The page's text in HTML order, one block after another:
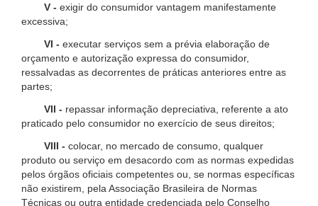
V - exigir do consumidor vantagem manifestamente
excessiva;
VI - executar serviços sem a prévia elaboração de
orçamento e autorização expressa do consumidor,
ressalvadas as decorrentes de práticas anteriores entre as
partes;
VII - repassar informação depreciativa, referente a ato
praticado pelo consumidor no exercício de seus direitos;
VIII - colocar, no mercado de consumo, qualquer
produto ou serviço em desacordo com as normas expedidas
pelos órgãos oficiais competentes ou, se normas específicas
não existirem, pela Associação Brasileira de Normas
Técnicas ou outra entidade credenciada pelo Conselho